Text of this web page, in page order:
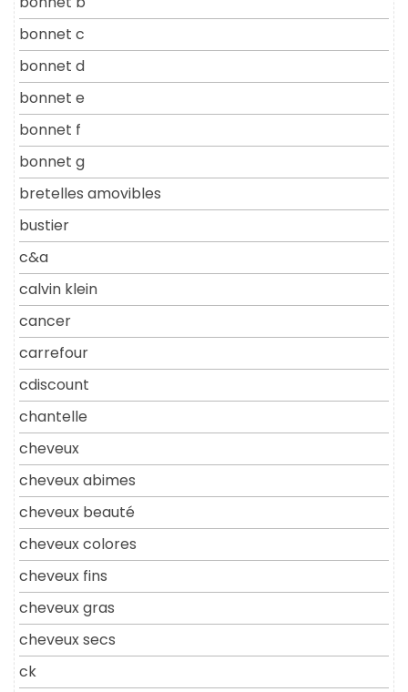
bonnet c
bonnet d
bonnet e
bonnet f
bonnet g
bretelles amovibles
bustier
c&a
calvin klein
cancer
carrefour
cdiscount
chantelle
cheveux
cheveux abimes
cheveux beauté
cheveux colores
cheveux fins
cheveux gras
cheveux secs
ck